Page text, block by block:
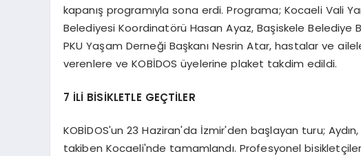
kapanış programıyla sona erdi. Programa; Kocaeli Vali
Belediyesi Koordinatörü Hasan Ayaz, Başiskele Belediye
PKU Yaşam Derneği Başkanı Nesrin Atar, hastalar ve
verenlere ve KOBİDOS üyelerine plaket takdim edildi.
7 İLİ BİSİKLETLE GEÇTİLER
KOBİDOS'un 23 Haziran'da İzmir'den başlayan turu;
takiben Kocaeli'nde tamamlandı. Profesyonel